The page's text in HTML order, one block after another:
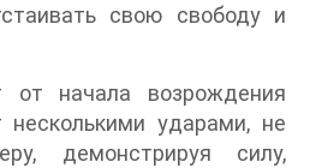
свою свободу и
от начала возрождения
ударами, не
демонстрируя силу,